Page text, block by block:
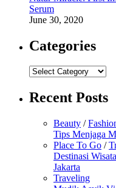
Serum
June 30, 2020
Categories
Categories
Recent Posts
Beauty /
Tips Menjaga
Place To Go /
Destinasi
Jakarta
Traveling